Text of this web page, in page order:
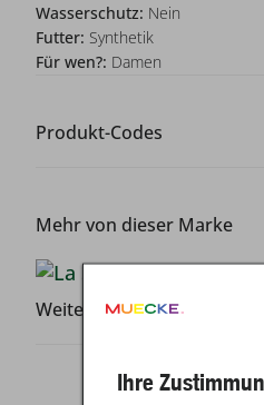
Wasserschutz: Nein
Futter: Synthetik
Für wen?: Damen
Produkt-Codes
Mehr von dieser Marke
Weitere Infos
Ihre